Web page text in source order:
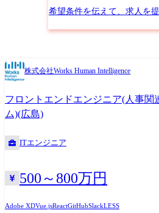
うにしています。 ●貸与PC ※22年にハイスペックPCへの切り替えを実施
済み! CPU:最新第12世代 Intel Core i7 メモ
ーボード:JIS/US ※選択可 ●技術スタック サーバーサイド: Java,
ア: Oracle Database, PostgreSQL, Amazon
Jenkins, AWS CodeBuild, Gradle, Maven,
Zabbix, AppDynamics, Datadog デザインツ
GitLab issues, Redmine, Trac 開発ツール:
ュニケーション: Slack, Google Workspace ●入社後のフォロー体制 ・1か
発を行い、3～6か月程度でひとり立ちして
ので、 ご経験が浅い方でも安心して業務を
希望条件を伝えて、求人を
株式会社Works Human Intelligence
フロントエンドエンジニア(人事関
ム)(広島)
ITエンジニア
500～800万円
Adobe XDVue.jsReactGitHubSlackLESS